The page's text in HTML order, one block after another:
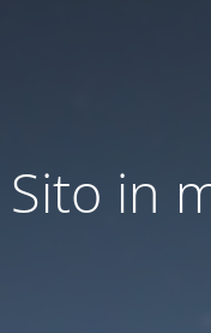
Sito in